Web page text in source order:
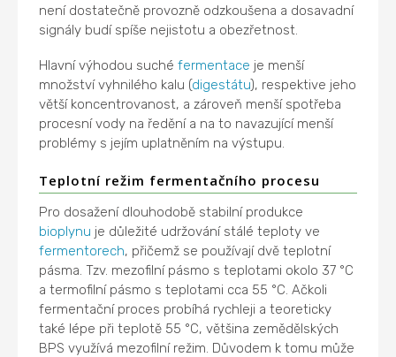
není dostatečně provozně odzkoušena a dosavadní
signály budí spíše nejistotu a obezřetnost.
Hlavní výhodou suchéfermentace je menší
množství vyhnilého kalu (digestátu), respektive jeho
větší koncentrovanost, a zároveň menší spotřeba
procesní vody na ředění a na to navazující menší
problémy s jejím uplatněním na výstupu.
Teplotní režim fermentačního procesu
Pro dosažení dlouhodobě stabilní produkce
bioplynu je důležité udržování stálé teploty ve
fermentorech, přičemž se používají dvě teplotní
pásma. Tzv. mezofilní pásmo s teplotami okolo 37 °C
a termofilní pásmo s teplotami cca 55 °C. Ačkoli
fermentační proces probíhá rychleji a teoreticky
také lépe při teplotě 55 °C, většina zemědělských
BPS využívá mezofilní režim. Důvodem k tomu může